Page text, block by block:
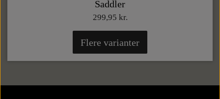
Saddler
299,95 kr.
Flere varianter